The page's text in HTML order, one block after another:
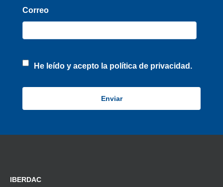
Correo
He leído y acepto la política de privacidad.
IBERDAC